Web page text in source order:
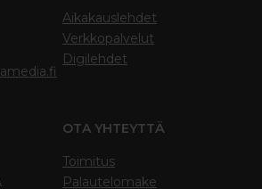
Aikakauslehdet
Verkkopalvelut
Digilehdet
OTA YHTEYTTÄ
Toimitus
Palautelomake